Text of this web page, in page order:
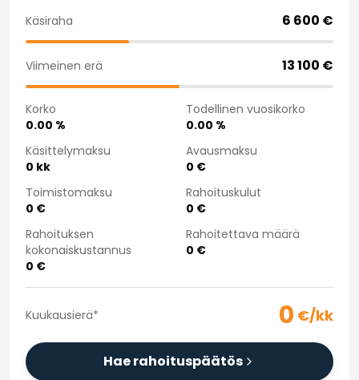
Saka Select
Yritys
Saka Finland Oy
Hallinto
Ostotiimi
Yhteydenotto
Rekrytointi
Laskutustiedot
Medialle
Kokemuksia Sakasta
Reklamaatiot
Käsiraha 6 600 €
Viimeinen erä 13 100 €
Korko
0.00 %
Todellinen vuosikorko
0.00 %
Käsittelymaksu
0 kk
Avausmaksu
0 €
Toimistomaksu
0 €
Rahoituskulut
0 €
Rahoituksen
kokonaiskustannus
0 €
Rahoitettava määrä
0 €
Kuukausierä* 0 €/kk
Hae rahoituspäätös